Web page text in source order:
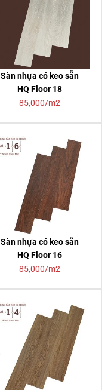
Sàn nhựa có keo sẵn
HQ Floor 18
85,000/m2
Sàn nhựa có keo sẵn
HQ Floor 16
85,000/m2